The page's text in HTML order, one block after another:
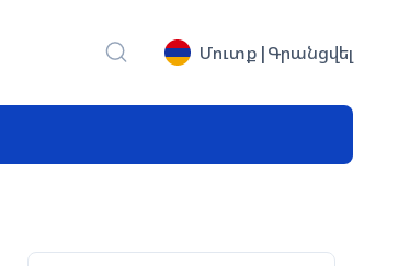
Մուտք |Գրանցվել